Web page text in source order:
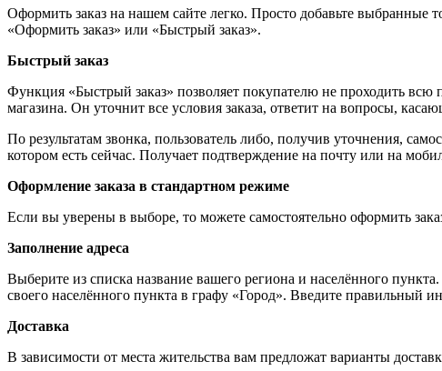
Оформить заказ на нашем сайте легко. Просто добавьте выбранные
«Оформить заказ» или «Быстрый заказ».
Быстрый заказ
Функция «Быстрый заказ» позволяет покупателю не проходить всю
магазина. Он уточнит все условия заказа, ответит на вопросы,
По результатам звонка, пользователь либо, получив уточнения,
котором есть сейчас. Получает подтверждение на почту или на
Оформление заказа в стандартном режиме
Если вы уверены в выборе, то можете самостоятельно оформить
Заполнение адреса
Выберите из списка название вашего региона и населённого
своего населённого пункта в графу «Город». Введите правильный
Доставка
В зависимости от места жительства вам предложат варианты